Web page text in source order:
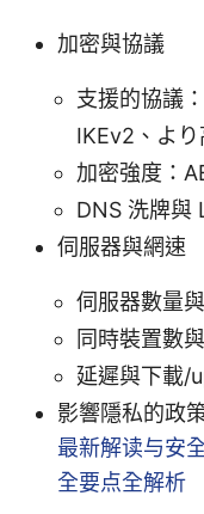
加密與協議
支援的協議
IKEv2、よ
加密強度：
DNS 洗牌與
伺服器與網速
伺服器數量
同時裝置數
延遲與下載/
影響隱私的政
最新解读与安
全要点全解析